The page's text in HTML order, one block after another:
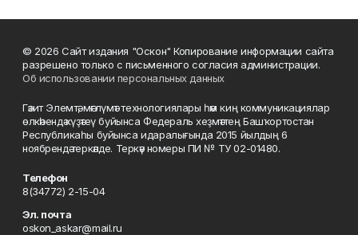
© 2026 Сайт издания "Оскон" Копирование информации сайта
разрешено только с письменного согласия администрации.
Об использовании персональных данных
Гәзит Элемтә, мәғлүмәт технологиялары һәм киң коммуникациялар
өлкәһендә күҙәтеү буйынса Федераль хеҙмәттең Башҡортостан
Республикаһы буйынса идаралығында 2015 йылдың 6
ноябрендә теркәлде. Теркәү номеры ПИ № ТУ 02-01480.
Телефон
8(34772) 2-15-04
Эл. почта
oskon_askar@mail.ru